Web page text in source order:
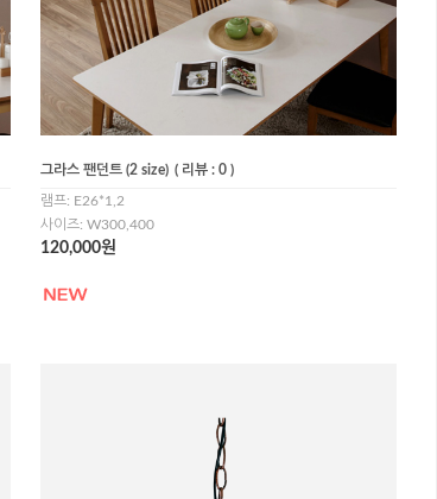
그라스 팬던트 (2 size) ( 리뷰 : 0 )
램프: E26*1,2
사이즈: W300,400
120,000원